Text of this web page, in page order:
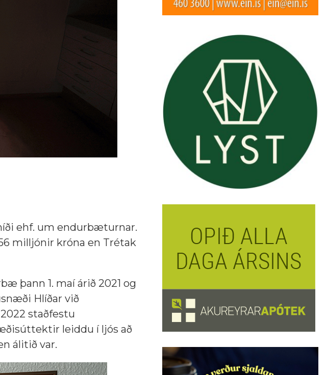
ehf. um endurbæturnar.
milljónir króna en Trétak
þann 1. maí árið 2021 og
Hlíðar við
staðfestu
leiddu í ljós að
álitið var.